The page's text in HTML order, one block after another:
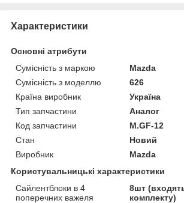
Характеристики
Основні атрибути
Сумісність з маркою
Mazda
Сумісність з моделлю
626
Країна виробник
Україна
Тип запчастини
Аналог
Код запчастини
M.GF-12
Стан
Новий
Виробник
Mazda
Користувальницькі характеристики
Сайлентблоки в 4
поперечних важеля
8шт
комплекту)